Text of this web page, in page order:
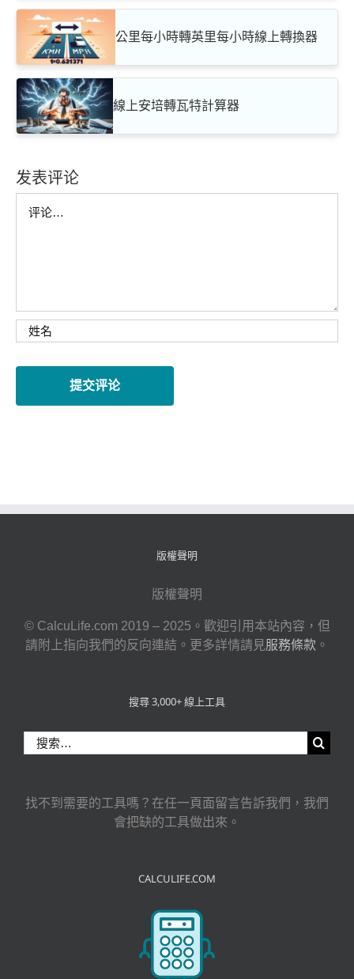
公里每小時轉英里每小時線上轉換器
線上安培轉瓦特計算器
发表评论
版權聲明
版權聲明
© CalcuLife.com 2019 – 2025。歡迎引用本站內容，但
請附上指向我們的反向連結。更多詳情請見服務條款 。
搜尋 3,000+ 線上工具
索
果：
找不到需要的工具嗎？在任一頁面留言告訴我們，我們
會把缺的工具做出來。
CALCULIFE.COM